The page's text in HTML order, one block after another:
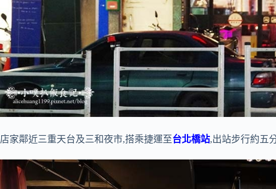
店家鄰近三重天台及三和夜市,搭乘捷運至台北橋站,出站步行約五